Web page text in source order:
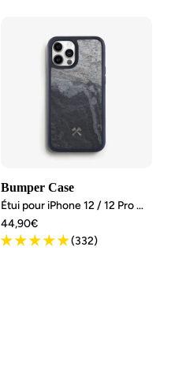
Bumper Case
Étui pour iPhone 12 / 12 Pro MagSafe Pierre
Angebotspreis
44,90€
(332)